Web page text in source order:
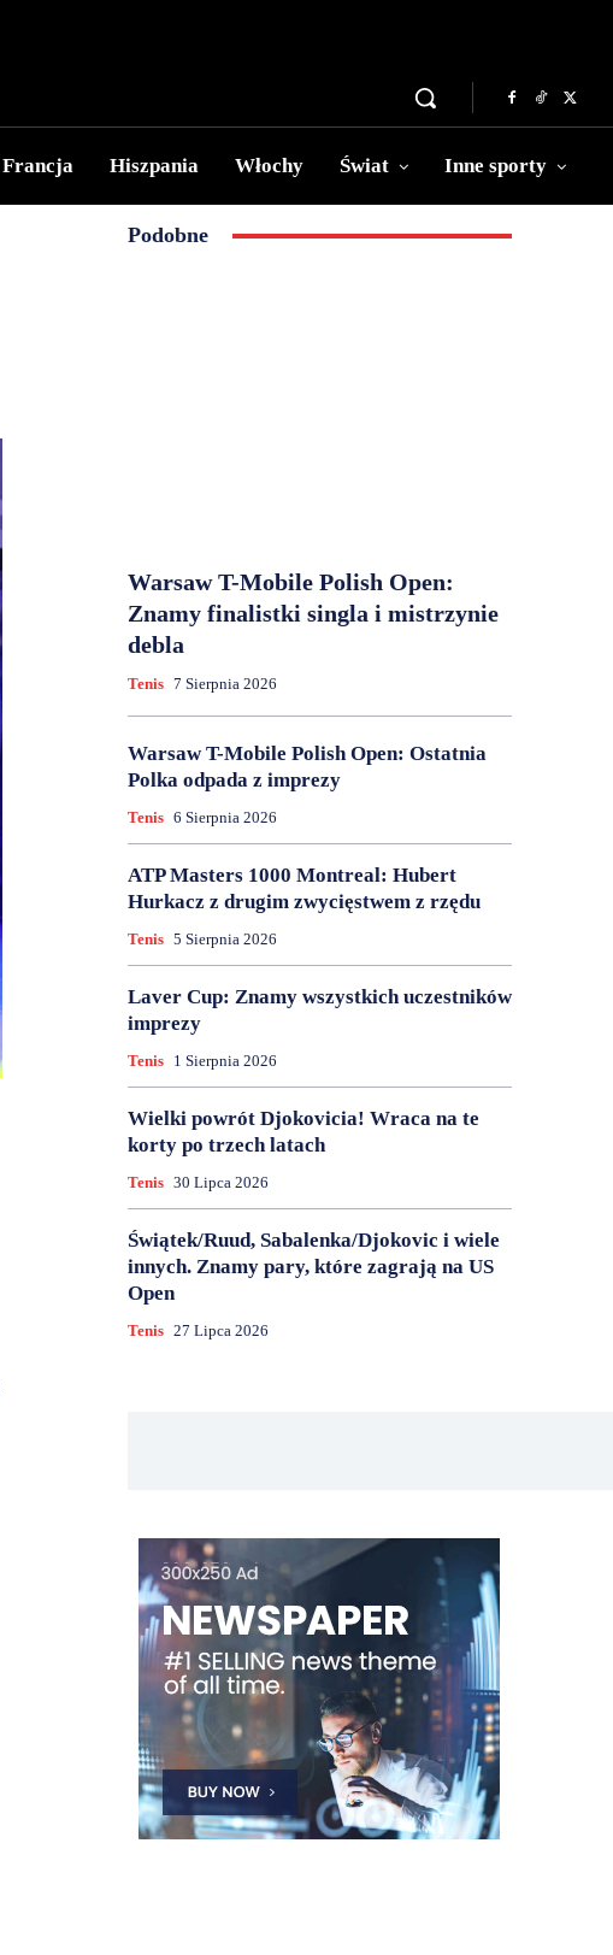
Francja Hiszpania Włochy Świat Inne sporty
Podobne
Warsaw T-Mobile Polish Open:
Znamy finalistki singla i mistrzynie
debla
Tenis 7 Sierpnia 2026
Warsaw T-Mobile Polish Open: Ostatnia
Polka odpada z imprezy
Tenis 6 Sierpnia 2026
ATP Masters 1000 Montreal: Hubert
Hurkacz z drugim zwycięstwem z rzędu
Tenis 5 Sierpnia 2026
Laver Cup: Znamy wszystkich uczestników
imprezy
Tenis 1 Sierpnia 2026
Wielki powrót Djokovicia! Wraca na te
korty po trzech latach
Tenis 30 Lipca 2026
Świątek/Ruud, Sabalenka/Djokovic i wiele
innych. Znamy pary, które zagrają na US
Open
Tenis 27 Lipca 2026